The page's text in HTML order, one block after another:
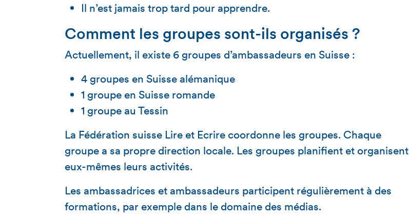
Il n’est jamais trop tard pour apprendre.
Comment les groupes sont-ils organisés ?
Actuellement, il existe 6 groupes d’ambassadeurs en Suisse :
4 groupes en Suisse alémanique
1 groupe en Suisse romande
1 groupe au Tessin
La Fédération suisse Lire et Ecrire coordonne les groupes. Chaque
groupe a sa propre direction locale. Les groupes planifient et organisent
eux-mêmes leurs activités.
Les ambassadrices et ambassadeurs participent régulièrement à des
formations, par exemple dans le domaine des médias.